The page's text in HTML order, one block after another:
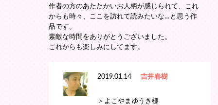
作者の方のあたたかいお人柄が感じられて、これ
からも時々、ここを訪れて読みたいな…と思う作
品です。
素敵な時間をありがとうございました。
これからも楽しみにしてます。
2019.01.14 吉井春樹
＞よこやまゆうき様